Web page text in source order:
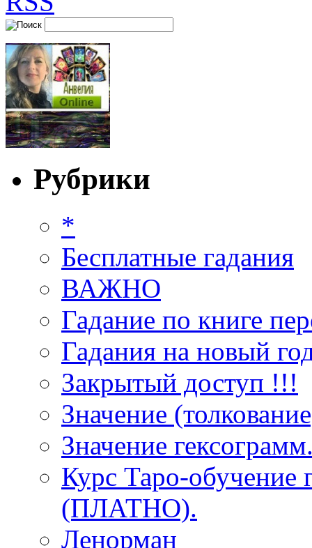
Рубрики
*
Бесплатные гадания
ВАЖНО
Гадание по книге
Гадания на новый
Закрытый доступ !!!
Значение
Значение
Курс Таро-обучение
(ПЛАТНО).
Ленорман